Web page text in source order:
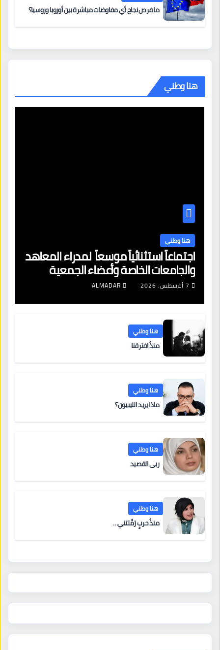
ما فرص نجاح أي مفاوضات مباشرة بين أوروبا وروسيا؟
هنا وطني
هنا وطني
اجتماعاً استثنائياً موسعاً لمدراء المعاهد
والجامعات الخاصة وأعضاء الجمعية
العمومية للنقابة العامة لمؤسسات
التعليم والتدريب الخاص في ليبيا
7 أغسطس، 2026 ALMADAR
هنا وطني
منذُ افترقنا
هنا وطني
ماذا يريد الليبيون؟
هنا وطني
ربى القصيد
هنا وطني
منذُ حربٍ رَمَّلتني…